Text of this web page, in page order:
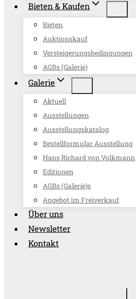
Bieten & Kaufen
Bieten
Auktionskauf
Versteigerungsbedingungen
AGBs (Galerie)
Galerie
Aktuell
Ausstellungen
Ausstellungskatalog
Bestellformular Ausstellung
Hans Richard von Volkmann
Editionen
AGBs (Galerie)s
Angebot im Freiverkauf
Über uns
Newsletter
Kontakt